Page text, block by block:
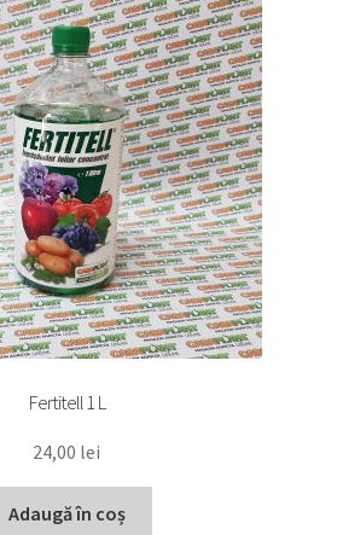
Fertitell 1 L
24,00 lei
Adaugă în coș